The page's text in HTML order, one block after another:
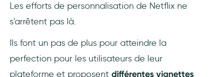
Les efforts de personnalisation de Netflix ne
s'arrêtent pas là.
Ils font un pas de plus pour atteindre la
perfection pour les utilisateurs de leur
plateforme et proposent différentes vignettes